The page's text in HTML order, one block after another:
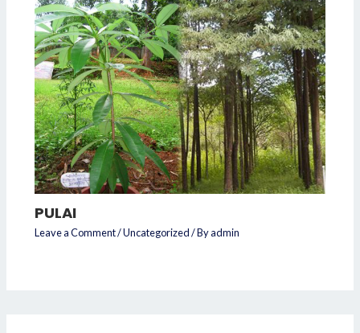
PULAI
Leave a Comment/Uncategorized/ Byadmin